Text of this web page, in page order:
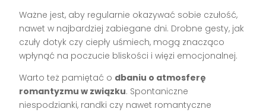
Ważne jest, aby regularnie okazywać sobie czułość,
nawet w najbardziej zabiegane dni. Drobne gesty, jak
czuły dotyk czy ciepły uśmiech, mogą znacząco
wpłynąć na poczucie bliskości i więzi emocjonalnej.
Warto też pamiętać o dbaniu o atmosferę
romantyzmu w związku. Spontaniczne
niespodzianki, randki czy nawet romantyczne